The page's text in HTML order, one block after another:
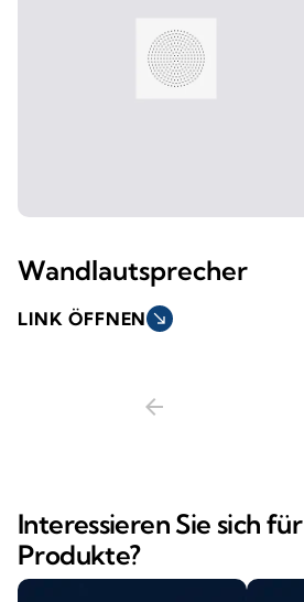
Wandlautsprecher
LINK ÖFFNEN south_east
arrow_back
Interessieren Sie sich
Produkte?